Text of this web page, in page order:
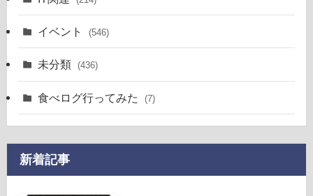
イベント (546)
未分類 (436)
食べログ行ってみた (7)
新着記事